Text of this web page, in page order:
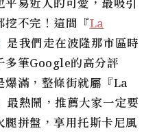
挖不完！這間『La
是我們走在波隆那市區時
多筆Google的高分評
滿，整條街就屬『La
熱鬧，推薦大家一定要
拼盤，享用托斯卡尼風